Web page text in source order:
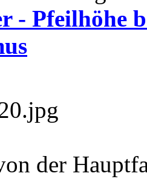
- Pfeilhöhe
der